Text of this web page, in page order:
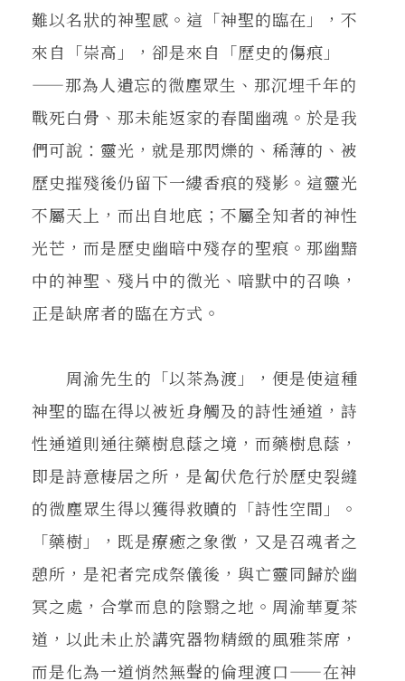
難以名狀的神聖感。這「神聖的臨在」，不
來自「崇高」，卻是來自「歷史的傷痕」
——那為人遺忘的微塵眾生、那沉埋千年的
戰死白骨、那未能返家的春閨幽魂。於是我
們可說：靈光，就是那閃爍的、稀薄的、被
歷史摧殘後仍留下一縷香痕的殘影。這靈光
不屬天上，而出自地底；不屬全知者的神性
光芒，而是歷史幽暗中殘存的聖痕。那幽黯
中的神聖、殘片中的微光、喑默中的召喚，
正是缺席者的臨在方式。
周渝先生的「以茶為渡」，便是使這種
神聖的臨在得以被近身觸及的詩性通道，詩
性通道則通往藥樹息蔭之境，而藥樹息蔭，
即是詩意棲居之所，是匐伏危行於歷史裂縫
的微塵眾生得以獲得救贖的「詩性空間」。
「藥樹」，既是療癒之象徵，又是召魂者之
憩所，是祀者完成祭儀後，與亡靈同歸於幽
冥之處，合掌而息的陰翳之地。周渝華夏茶
道，以此未止於講究器物精緻的風雅茶席，
而是化為一道悄然無聲的倫理渡口——在神